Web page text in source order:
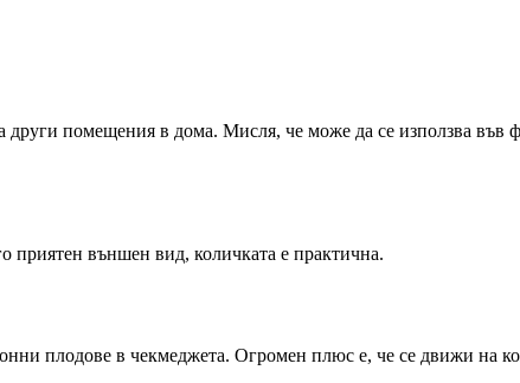
помещения в дома. Мисля, че може да се използва във
приятен външен вид, количката е практична.
плодове в чекмеджета. Огромен плюс е, че се движи на